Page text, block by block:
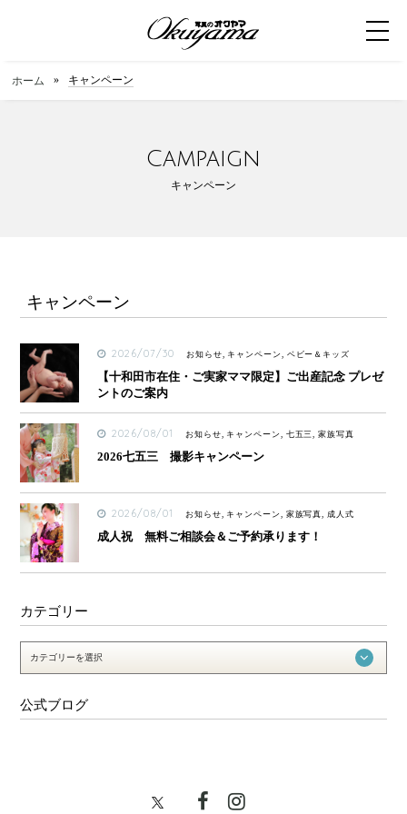
toggle
ホーム » キャンペーン
Campaign
キャンペーン
キャンペーン
2026/07/30 お知らせ, キャンペーン, ベビー＆キッズ
【十和田市在住・ご実家ママ限定】ご出産記念 プレゼ
ントのご案内
2026/08/01 お知らせ, キャンペーン, 七五三, 家族写真
2026七五三 撮影キャンペーン
2026/08/01 お知らせ, キャンペーン, 家族写真, 成人式
成人祝 無料ご相談会＆ご予約承ります！
カテゴリー
公式ブログ